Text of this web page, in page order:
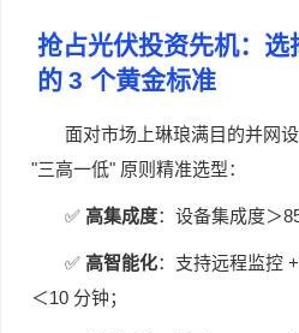
抢占光伏投资先机：选
的 3 个黄金标准
面对市场上琳琅满目的并网
"三高一低" 原则精准选型：
✅ 高集成度：设备集成度＞
✅ 高智能化：支持远程监控 +
＜10 分钟；